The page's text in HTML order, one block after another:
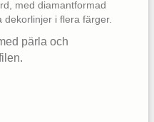
pärla och